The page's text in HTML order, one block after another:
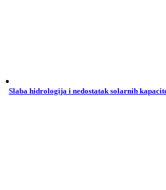
Slaba hidrologija i nedostatak solarnih